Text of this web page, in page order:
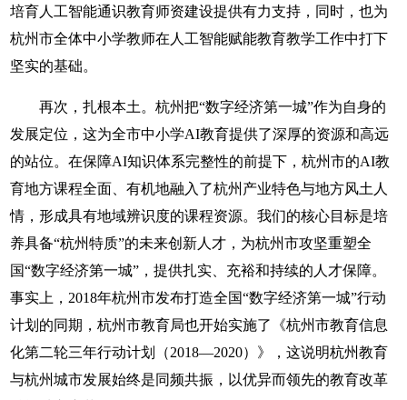
培育人工智能通识教育师资建设提供有力支持，同时，也为
杭州市全体中小学教师在人工智能赋能教育教学工作中打下
坚实的基础。
再次，扎根本土。杭州把“数字经济第一城”作为自身的
发展定位，这为全市中小学AI教育提供了深厚的资源和高远
的站位。在保障AI知识体系完整性的前提下，杭州市的AI教
育地方课程全面、有机地融入了杭州产业特色与地方风土人
情，形成具有地域辨识度的课程资源。我们的核心目标是培
养具备“杭州特质”的未来创新人才，为杭州市攻坚重塑全
国“数字经济第一城”，提供扎实、充裕和持续的人才保障。
事实上，2018年杭州市发布打造全国“数字经济第一城”行动
计划的同期，杭州市教育局也开始实施了《杭州市教育信息
化第二轮三年行动计划（2018—2020）》，这说明杭州教育
与杭州城市发展始终是同频共振，以优异而领先的教育改革